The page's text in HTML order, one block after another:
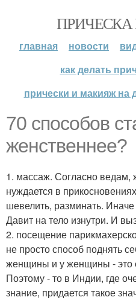
главная новости
как делать
прически и макияж на
70 способов
женственнее?
1. массаж. Согласно ведам,
нуждается в
шевелить, разминать. Иначе
Давит на тело изнутри. И
2. посещение
не просто способ поднять
женщины и у женщины - это
Поэтому - то в Индии, где
знание, придается такое